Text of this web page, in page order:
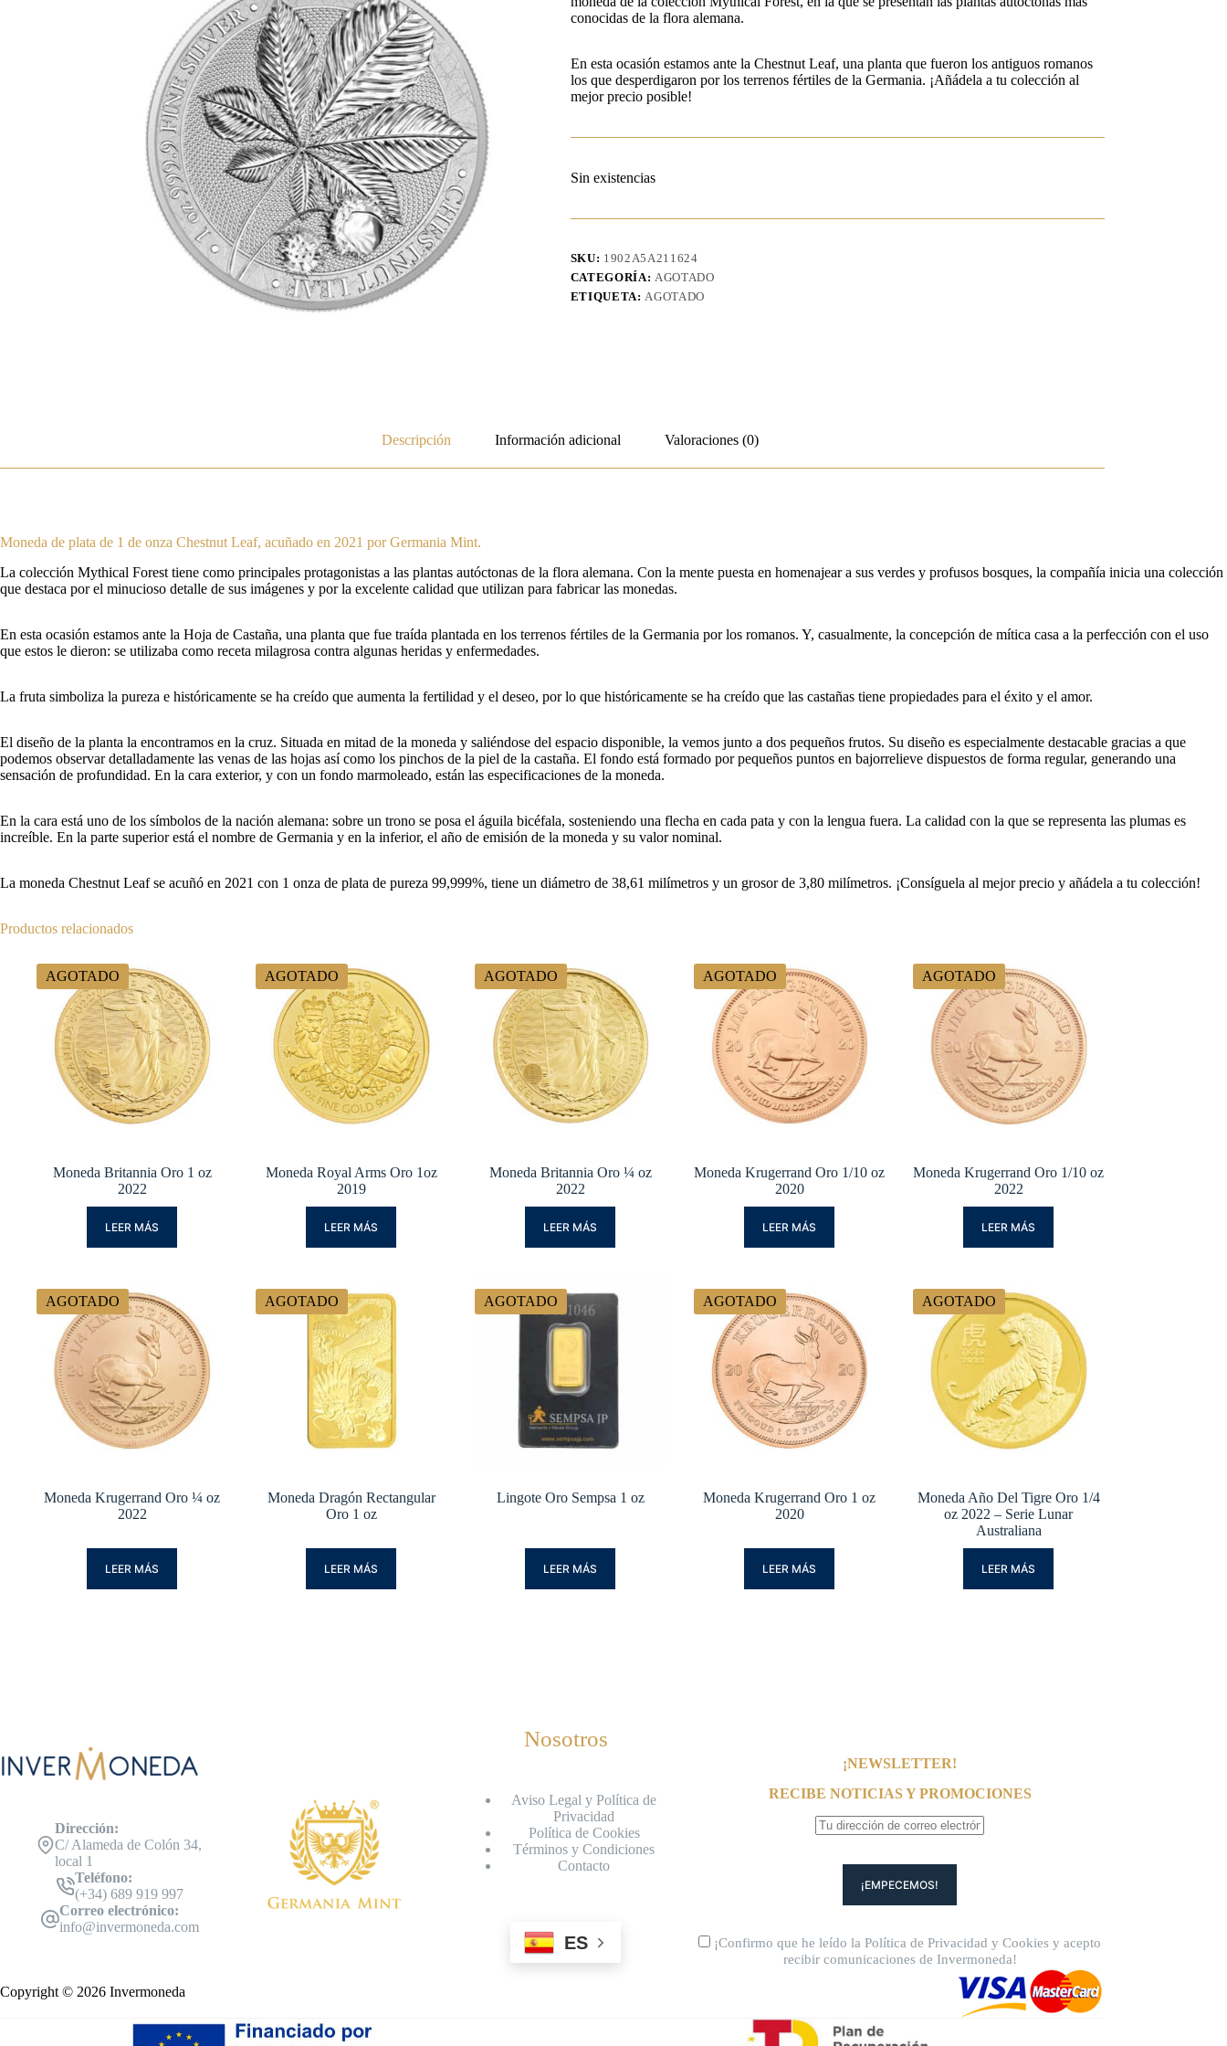
conocidas de la flora alemana.
En esta ocasión estamos ante la Chestnut Leaf, una planta que fueron los antiguos romanos
los que desperdigaron por los terrenos fértiles de la Germania. ¡Añádela a tu colección al
mejor precio posible!
Sin existencias
SKU: 1902A5A211624
CATEGORÍA: AGOTADO
ETIQUETA:AGOTADO
Descripción Información adicional Valoraciones (0)
Moneda de plata de 1 de onza Chestnut Leaf, acuñado en 2021 por Germania Mint.
La colección Mythical Forest tiene como principales protagonistas a las plantas autóctonas de la flora alemana. Con la mente puesta en homenajear a sus verdes y profusos bosques, la compañía inicia una colección
que destaca por el minucioso detalle de sus imágenes y por la excelente calidad que utilizan para fabricar las monedas.
En esta ocasión estamos ante la Hoja de Castaña, una planta que fue traída plantada en los terrenos fértiles de la Germania por los romanos. Y, casualmente, la concepción de mítica casa a la perfección con el uso
que estos le dieron: se utilizaba como receta milagrosa contra algunas heridas y enfermedades.
La fruta simboliza la pureza e históricamente se ha creído que aumenta la fertilidad y el deseo, por lo que históricamente se ha creído que las castañas tiene propiedades para el éxito y el amor.
El diseño de la planta la encontramos en la cruz. Situada en mitad de la moneda y saliéndose del espacio disponible, la vemos junto a dos pequeños frutos. Su diseño es especialmente destacable gracias a que
podemos observar detalladamente las venas de las hojas así como los pinchos de la piel de la castaña. El fondo está formado por pequeños puntos en bajorrelieve dispuestos de forma regular, generando una
sensación de profundidad. En la cara exterior, y con un fondo marmoleado, están las especificaciones de la moneda.
En la cara está uno de los símbolos de la nación alemana: sobre un trono se posa el águila bicéfala, sosteniendo una flecha en cada pata y con la lengua fuera. La calidad con la que se representa las plumas es
increíble. En la parte superior está el nombre de Germania y en la inferior, el año de emisión de la moneda y su valor nominal.
La moneda Chestnut Leaf se acuñó en 2021 con 1 onza de plata de pureza 99,999%, tiene un diámetro de 38,61 milímetros y un grosor de 3,80 milímetros. ¡Consíguela al mejor precio y añádela a tu colección!
Productos relacionados
AGOTADO
Moneda Britannia Oro 1 oz
2022
LEER MÁS
AGOTADO
Moneda Royal Arms Oro 1oz
2019
LEER MÁS
AGOTADO
Moneda Britannia Oro ¼ oz
2022
LEER MÁS
AGOTADO
Moneda Krugerrand Oro 1/10 oz
2020
LEER MÁS
AGOTADO
Moneda Krugerrand Oro 1/10 oz
2022
LEER MÁS
AGOTADO
Moneda Krugerrand Oro ¼ oz
2022
LEER MÁS
AGOTADO
Moneda Dragón Rectangular
Oro 1 oz
LEER MÁS
AGOTADO
Lingote Oro Sempsa 1 oz
LEER MÁS
AGOTADO
Moneda Krugerrand Oro 1 oz
2020
LEER MÁS
AGOTADO
Moneda Año Del Tigre Oro 1/4
oz 2022 – Serie Lunar
Australiana
LEER MÁS
Dirección:
C/ Alameda de Colón 34,
local 1
Teléfono:
(+34) 689 919 997
Correo electrónico:
info@invermoneda.com
Nosotros
Aviso Legal y Política de
Privacidad
Política de Cookies
Términos y Condiciones
Contacto
ES
¡NEWSLETTER!
RECIBE NOTICIAS Y PROMOCIONES
¡Confirmo que he leído laPolítica de Privacidad yCookies y acepto
recibir comunicaciones de Invermoneda!
Copyright © 2026 Invermoneda